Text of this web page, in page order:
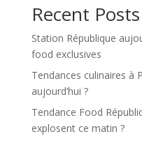
Recent Posts
Station République
food exclusives
Tendances culinaires à
aujourd’hui ?
Tendance Food
explosent ce matin ?